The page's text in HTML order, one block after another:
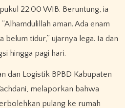
22.00 WIB. Beruntung, ia
aman. Ada enam
belum tidur,” ujarnya lega. Ia dan
hingga pagi hari.
dan Logistik BPBD Kabupaten
melaporkan bahwa
pulang ke rumah